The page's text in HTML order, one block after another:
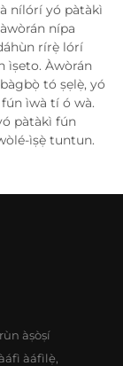
nílórí yó pàtàkì
nípa
rírẹ̀ lórí
ìṣeto. Àwòrán
tó ṣẹlẹ̀, yó
ìwà tí ó wà.
pàtàkì fún
ìṣẹ̀ tuntun.
àṣòṣí
àáfìlẹ̀,